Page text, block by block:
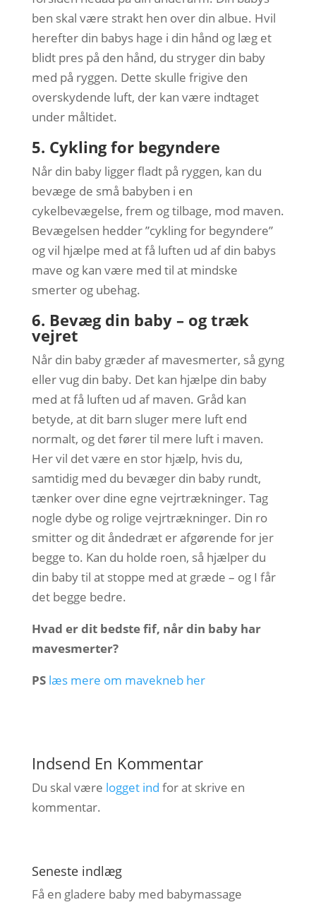
ben skal være strakt hen over din albue. Hvil
herefter din babys hage i din hånd og læg et
blidt pres på den hånd, du stryger din baby
med på ryggen. Dette skulle frigive den
overskydende luft, der kan være indtaget
under måltidet.
5. Cykling for begyndere
Når din baby ligger fladt på ryggen, kan du
bevæge de små babyben i en
cykelbevægelse, frem og tilbage, mod maven.
Bevægelsen hedder ”cykling for begyndere”
og vil hjælpe med at få luften ud af din babys
mave og kan være med til at mindske
smerter og ubehag.
6. Bevæg din baby – og træk
vejret
Når din baby græder af mavesmerter, så gyng
eller vug din baby. Det kan hjælpe din baby
med at få luften ud af maven. Gråd kan
betyde, at dit barn sluger mere luft end
normalt, og det fører til mere luft i maven.
Her vil det være en stor hjælp, hvis du,
samtidig med du bevæger din baby rundt,
tænker over dine egne vejrtrækninger. Tag
nogle dybe og rolige vejrtrækninger. Din ro
smitter og dit åndedræt er afgørende for jer
begge to. Kan du holde roen, så hjælper du
din baby til at stoppe med at græde – og I får
det begge bedre.
Hvad er dit bedste fif, når din baby har
mavesmerter?
PS læs mere om mavekneb her
Indsend En Kommentar
Du skal være logget ind for at skrive en
kommentar.
Seneste indlæg
Få en gladere baby med babymassage